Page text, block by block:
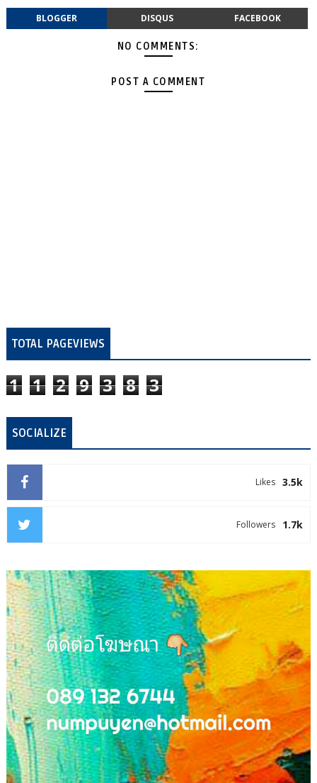
BLOGGER DISQUS FACEBOOK
NO COMMENTS:
POST A COMMENT
TOTAL PAGEVIEWS
1 1 2 9 3 8 3
SOCIALIZE
3.5k
Likes
1.7k
Followers